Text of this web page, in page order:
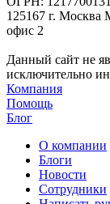
125167 г. Москва
офис 2
Данный сайт не
исключительно
Компания
Помощь
Блог
О компании
Блоги
Новости
Сотрудники